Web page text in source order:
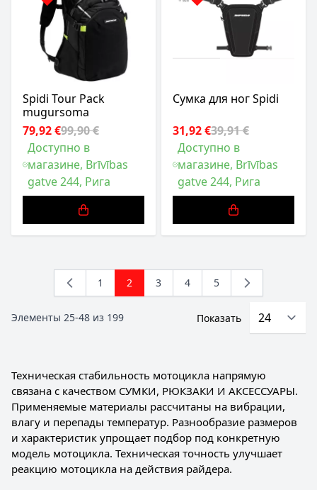
Spidi Tour Pack
mugursoma
79,92 €99,90 €
Доступно в
магазине, Brīvības
gatve 244, Рига
Сумка для ног Spidi
31,92 €39,91 €
Доступно в
магазине, Brīvības
gatve 244, Рига
Элементы 25-48 из 199
Страница
1 You're currently reading page
2 Страница
3 Страница
4 Страница
5
Показать
Техническая стабильность мотоцикла напрямую
связана с качеством СУМКИ, РЮКЗАКИ И АКСЕССУАРЫ.
Применяемые материалы рассчитаны на вибрации,
влагу и перепады температур. Разнообразие размеров
и характеристик упрощает подбор под конкретную
модель мотоцикла. Техническая точность улучшает
реакцию мотоцикла на действия райдера.